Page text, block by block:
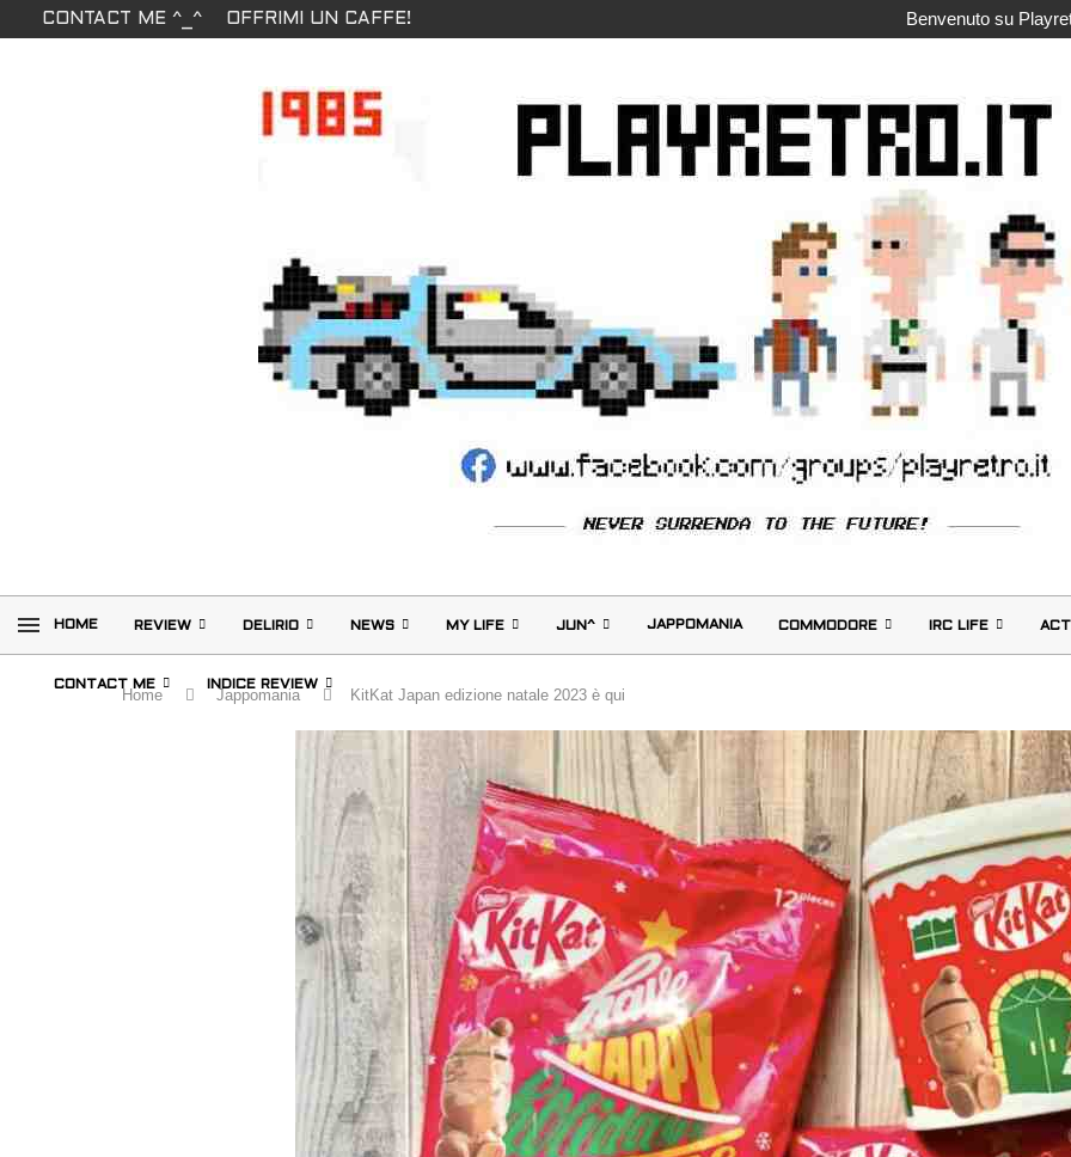
CONTACT ME ^_^ OFFRIMI UN CAFFE! Benvenuto su
HOME REVIEW DELIRIO NEWS MY LIFE JUN^ JAPPOMANIA COMMODORE IRC LIFE
CONTACT ME INDICE REVIEW
Home Jappomania KitKat Japan edizione natale 2023 è qui